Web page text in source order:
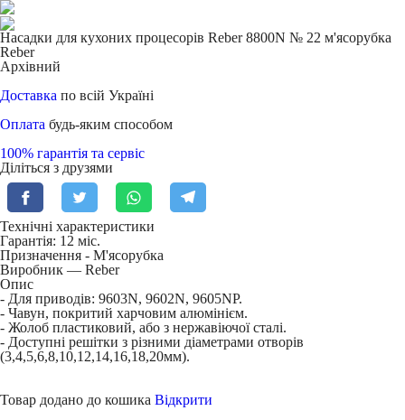
Насадки для кухоних процесорів Reber 8800N № 22 м'ясорубка
Reber
Архівний
Доставка по всій Україні
Оплата будь-яким способом
100% гарантія та сервіс
Діліться з друзями
Технічні характеристики
Гарантія: 12 міс.
Призначення - М'ясорубка
Виробник — Reber
Опис
- Для приводів: 9603N, 9602N, 9605NP.
- Чавун, покритий харчовим алюмінієм.
- Жолоб пластиковий, або з нержавіючої сталі.
- Доступні решітки з різними діаметрами отворів
(3,4,5,6,8,10,12,14,16,18,20мм).
Товар додано до кошика Відкрити